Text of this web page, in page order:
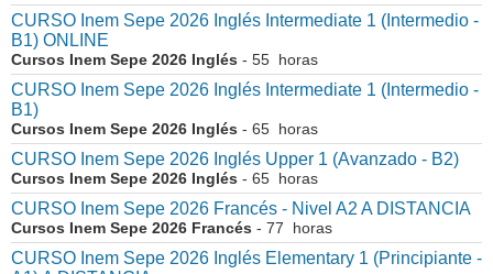
CURSO Inem Sepe 2026 Inglés Intermediate 1 (Intermedio -
B1) ONLINE
Cursos Inem Sepe 2026 Inglés - 55 horas
CURSO Inem Sepe 2026 Inglés Intermediate 1 (Intermedio -
B1)
Cursos Inem Sepe 2026 Inglés - 65 horas
CURSO Inem Sepe 2026 Inglés Upper 1 (Avanzado - B2)
Cursos Inem Sepe 2026 Inglés - 65 horas
CURSO Inem Sepe 2026 Francés - Nivel A2 A DISTANCIA
Cursos Inem Sepe 2026 Francés - 77 horas
CURSO Inem Sepe 2026 Inglés Elementary 1 (Principiante -